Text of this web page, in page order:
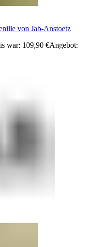
von Jab-Anstoetz
war: 109,90 €Angebot: